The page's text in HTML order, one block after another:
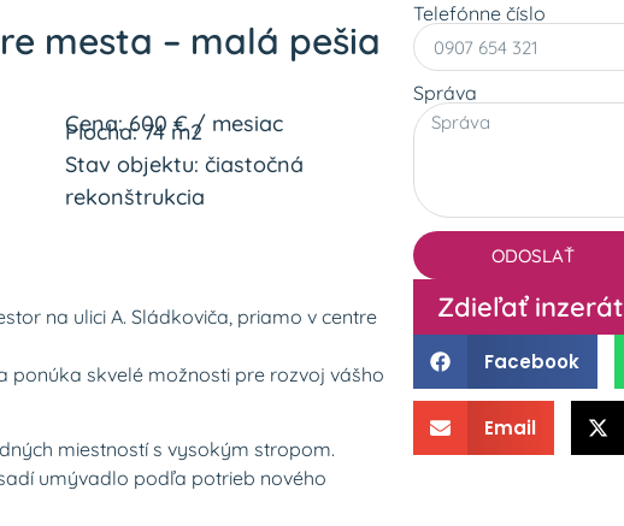
mesta – malá pešia
Cena: 600 € / mesiac
Plocha: 74 m2
Stav objektu: čiastočná
rekonštrukcia
na ulici A. Sládkoviča, priamo v centre
ponúka skvelé možnosti pre rozvoj vášho
miestností s vysokým stropom.
umývadlo podľa potrieb nového
Telefónne číslo
Správa
ODOSLAŤ
Zdieľať inzerát
Facebook
Email